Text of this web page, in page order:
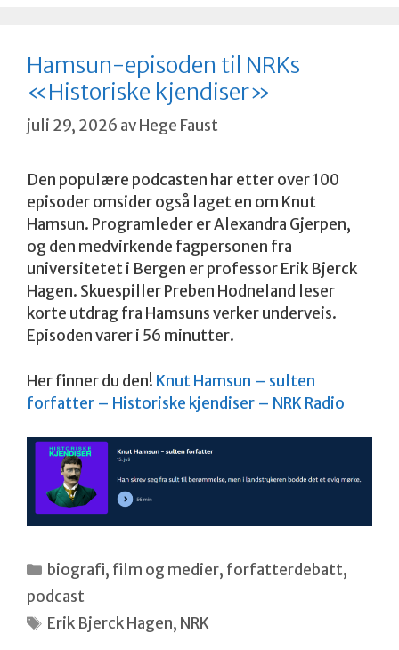
Hamsun-episoden til NRKs
«Historiske kjendiser»
juli 29, 2026 avHege Faust
Den populære podcasten har etter over 100
episoder omsider også laget en om Knut
Hamsun. Programleder er Alexandra Gjerpen,
og den medvirkende fagpersonen fra
universitetet i Bergen er professor Erik Bjerck
Hagen. Skuespiller Preben Hodneland leser
korte utdrag fra Hamsuns verker underveis.
Episoden varer i 56 minutter.
Her finner du den! Knut Hamsun – sulten
forfatter – Historiske kjendiser – NRK Radio
Kategorier
biografi, film og medier, forfatterdebatt,
podcast
Stikkord
Erik Bjerck Hagen, NRK